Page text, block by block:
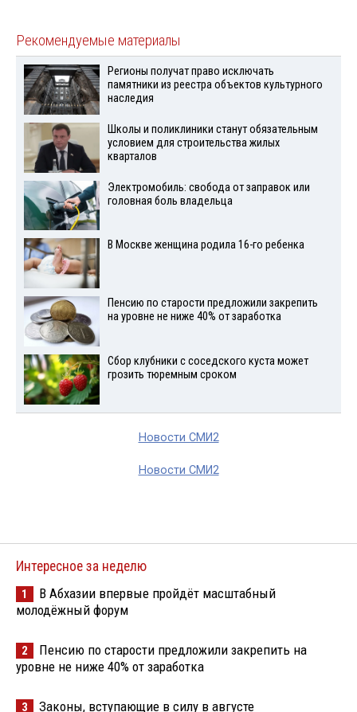
Рекомендуемые материалы
Регионы получат право исключать
памятники из реестра объектов культурного
наследия
Школы и поликлиники станут обязательным
условием для строительства жилых
кварталов
Электромобиль: свобода от заправок или
головная боль владельца
В Москве женщина родила 16-го ребенка
Пенсию по старости предложили закрепить
на уровне не ниже 40% от заработка
Сбор клубники с соседского куста может
грозить тюремным сроком
Новости СМИ2
Новости СМИ2
Интересное за неделю
1
В Абхазии впервые пройдёт масштабный
молодёжный форум
2
Пенсию по старости предложили закрепить на
уровне не ниже 40% от заработка
3 Законы, вступающие в силу в августе